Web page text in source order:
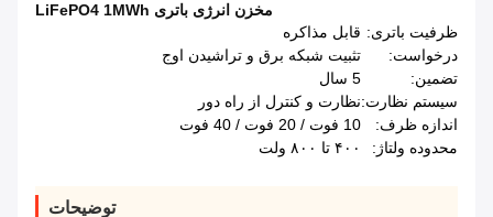
مخزن انرژی باتری LiFePO4 1MWh
ظرفیت باتری: قابل مذاکره
درخواست:
تثبیت شبکه برق و تراشیدن اوج
تضمین:
5 سال
سیستم نظارت:نظارت و کنترل از راه دور
اندازه ظرف:
10 فوت / 20 فوت / 40 فوت
محدوده ولتاژ:
۴۰۰ تا ۸۰۰ ولت
توضیحات